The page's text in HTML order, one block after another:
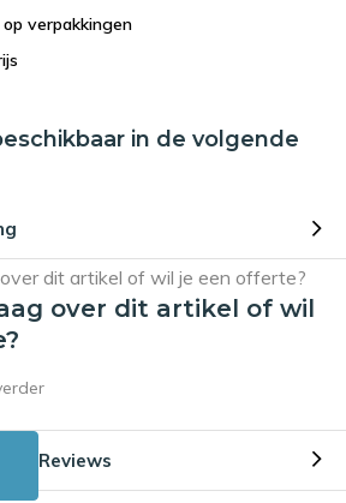
verpakkingen
in de volgende
over dit artikel of wil
Reviews